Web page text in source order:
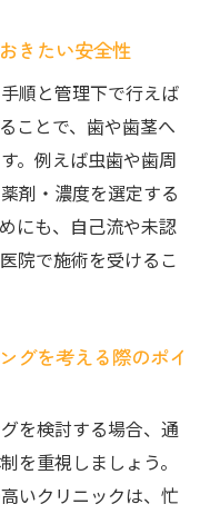
トニングが人気
秘訣を紹介
ための効果的な方
効性を高めるコツ
前歯の白さを実
前歯体験談を紹介
ングを成功させる
きたい安全性
順と管理下で行えば
ことで、歯や歯茎へ
。例えば虫歯や歯周
剤・濃度を選定する
にも、自己流や未認
院で施術を受けるこ
グを考える際のポイ
を検討する場合、通
を重視しましょう。
いクリニックは、忙